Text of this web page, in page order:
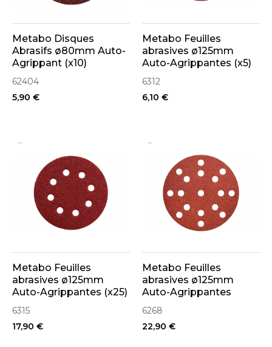
Metabo Disques
Abrasifs ø80mm Auto-
Agrippant (x10)
62404
5,90 €
Metabo Feuilles
abrasives ø125mm
Auto-Agrippantes (x5)
6312
6,10 €
..
Metabo Feuilles
abrasives ø125mm
Auto-Agrippantes (x25)
6315
17,90 €
..
Metabo Feuilles
abrasives ø125mm
Auto-Agrippantes
"Multihole"(x50)
6268
22,90 €